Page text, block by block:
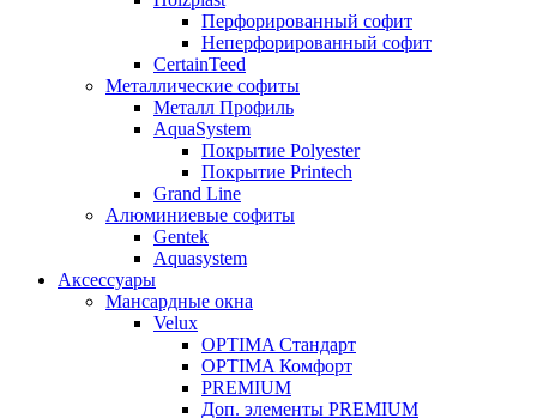
Перфорированный софит
Неперфорированный софит
CertainTeed
Металлические софиты
Металл Профиль
AquaSystem
Покрытие Polyester
Покрытие Printech
Grand Line
Алюминиевые софиты
Gentek
Aquasystem
Аксессуары
Мансардные окна
Velux
OPTIMA Стандарт
OPTIMA Комфорт
PREMIUM
Доп. элементы PREMIUM